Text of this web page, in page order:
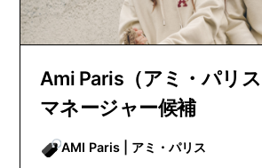
Ami Paris（アミ・パリ
マネージャー候補
AMI Paris | アミ・パリス